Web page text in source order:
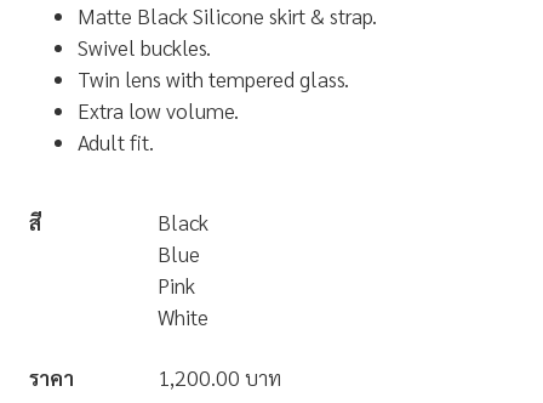
Matte Black Silicone skirt & strap.
Swivel buckles.
Twin lens with tempered glass.
Extra low volume.
Adult fit.
สี
Black
Blue
Pink
White
ราคา 1,200.00 บาท